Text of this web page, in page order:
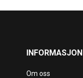
INFORMASJON
Om oss